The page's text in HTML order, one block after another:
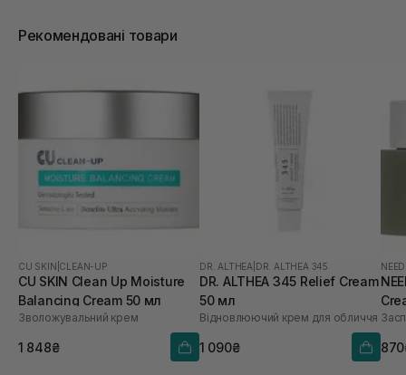
Рекомендовані товари
CU SKIN CLEAN-UP
CU SKIN Clean Up Moisture
Balancing Cream 50 мл
Зволожувальний крем
1 848₴
DR. ALTHEA DR. ALTHEA 345
DR. ALTHEA 345 Relief Cream
50 мл
Відновлюючий крем для обличчя
1 090₴